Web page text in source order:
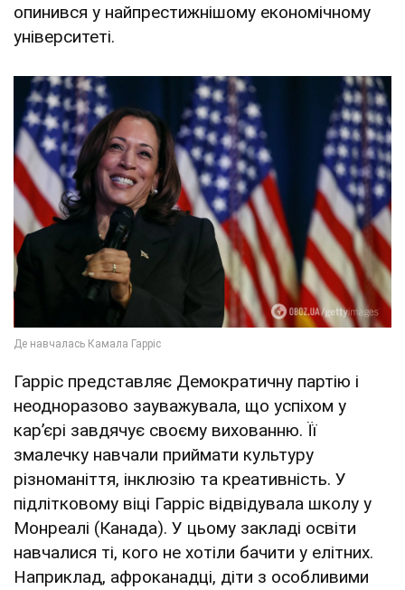
опинився у найпрестижнішому економічному
університеті.
Гарріс представляє Демократичну партію і
неодноразово зауважувала, що успіхом у
карʼєрі завдячує своєму вихованню. Її
змалечку навчали приймати культуру
різноманіття, інклюзію та креативність. У
підлітковому віці Гарріс відвідувала школу у
Монреалі (Канада). У цьому закладі освіти
навчалися ті, кого не хотіли бачити у елітних.
Наприклад, афроканадці, діти з особливими